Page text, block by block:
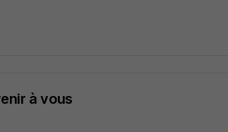
à vous